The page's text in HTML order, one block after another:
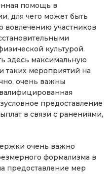
помощь в
для чего может быть
вовлечению участников
культурой.
здесь максимальную
таких мероприятий на
очень важны
предоставление
в связи с ранениями,
очень важно
формализма в
предоставление мер